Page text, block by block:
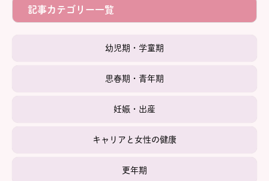
記事カテゴリー一覧
幼児期・学童期
思春期・青年期
妊娠・出産
キャリアと女性の健康
更年期